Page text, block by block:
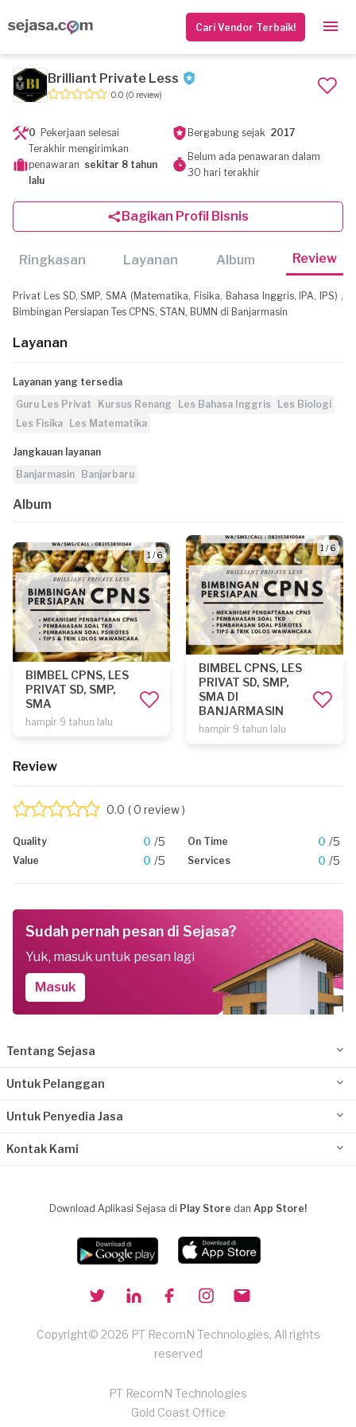
Cari Vendor Terbaik!
Brilliant Private Less
0.0 (0 review)
0 Pekerjaan selesai Bergabung sejak 2017
Terakhir mengirimkan
penawaran sekitar 8 tahun
lalu
Belum ada penawaran dalam
30 hari terakhir
Bagikan Profil Bisnis
Ringkasan Layanan Album Review
Privat Les SD, SMP, SMA (Matematika, Fisika, Bahasa Inggris, IPA, IPS) ,
Bimbingan Persiapan Tes CPNS, STAN, BUMN di Banjarmasin
Layanan
Layanan yang tersedia
Guru Les Privat
Kursus Renang Les Bahasa Inggris
Les Biologi
Les Fisika
Les Matematika
Jangkauan layanan
Banjarmasin
Banjarbaru
Album
1 / 6
BIMBEL CPNS, LES
PRIVAT SD, SMP,
SMA
hampir 9 tahun lalu
1 / 6
BIMBEL CPNS, LES
PRIVAT SD, SMP,
SMA DI
BANJARMASIN
hampir 9 tahun lalu
Review
0.0 ( 0 review )
Quality 0 /5 On Time 0 /5
Value 0 /5 Services 0 /5
Sudah pernah pesan di Sejasa?
Yuk, masuk untuk pesan lagi
Masuk
Tentang Sejasa
Untuk Pelanggan
Untuk Penyedia Jasa
Kontak Kami
Download Aplikasi Sejasa di Play Store dan App Store!
Copyright© 2026 PT RecomN Technologies, All rights
reserved
PT RecomN Technologies
Gold Coast Office